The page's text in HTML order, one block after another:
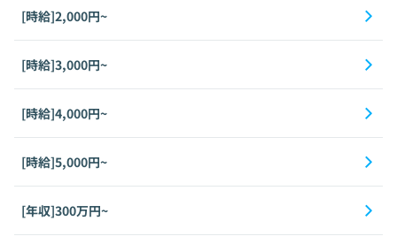
[時給]2,000円~
[時給]3,000円~
[時給]4,000円~
[時給]5,000円~
[年収]300万円~